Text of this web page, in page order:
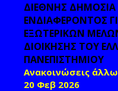
ΔΙΕΘΝΗΣ
ΕΝΔΙΑΦΕΡΟΝΤΟΣ
ΕΞΩΤΕΡΙΚΩΝ
ΔΙΟΙΚΗΣΗΣ ΤΟΥ
ΠΑΝΕΠΙΣΤΗΜΙΟΥ
Ανακοινώσεις
20 Φεβ 2026